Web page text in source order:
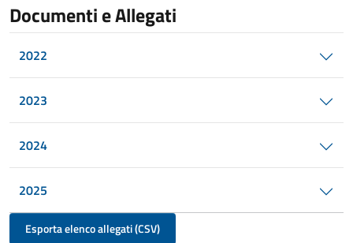
Documenti e Allegati
2022
2023
2024
2025
Esporta elenco allegati (CSV)